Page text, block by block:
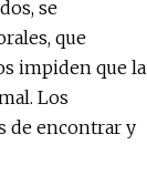
se
que
impiden que la
Los
de encontrar y